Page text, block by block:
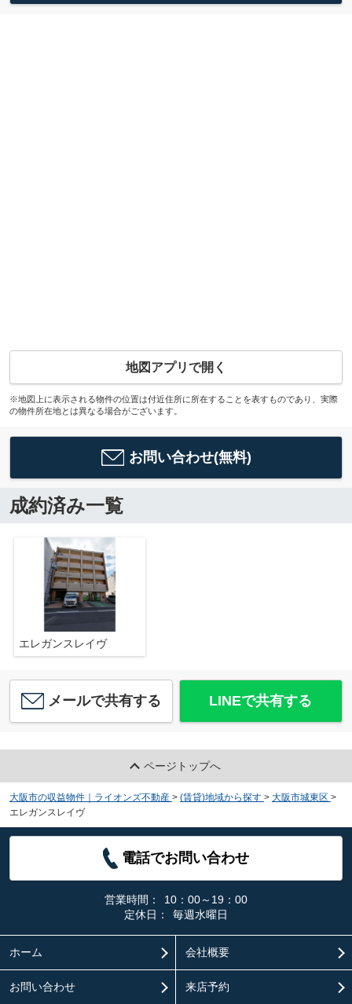
地図アプリで開く
※地図上に表示される物件の位置は付近住所に所在することを表すものであり、実際
の物件所在地とは異なる場合がございます。
お問い合わせ(無料)
成約済み一覧
エレガンスレイヴ
メールで共有する LINEで共有する
ページトップへ
大阪市の収益物件｜ライオンズ不動産 > (賃貸)地域から探す > 大阪市城東区 >
エレガンスレイヴ
電話でお問い合わせ
営業時間：
10：00～19：00
定休日：
毎週水曜日
ホーム 会社概要
お問い合わせ 来店予約